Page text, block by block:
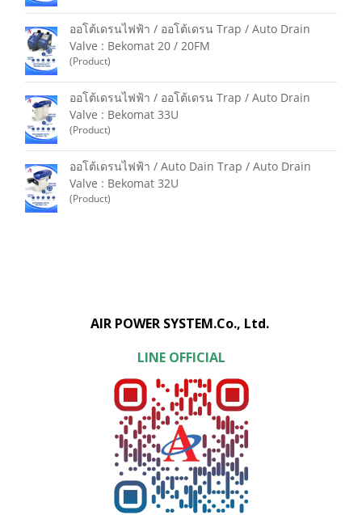
ออโต้เดรนไฟฟ้า / ออโต้เดรน Trap / Auto Drain
Valve : Bekomat 20 / 20FM
(Product)
ออโต้เดรนไฟฟ้า / ออโต้เดรน Trap / Auto Drain
Valve : Bekomat 33U
(Product)
ออโต้เดรนไฟฟ้า / Auto Dain Trap / Auto Drain
Valve : Bekomat 32U
(Product)
AIR POWER SYSTEM.Co., Ltd.
LINE OFFICIAL